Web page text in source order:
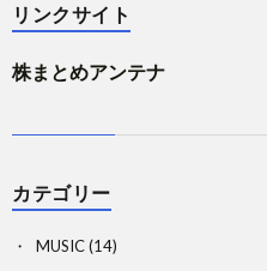
リンクサイト
株まとめアンテナ
カテゴリー
MUSIC(14)